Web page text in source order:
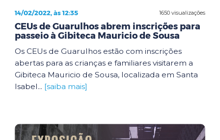
1650 visualizações
14/02/2022, às 12:35
CEUs de Guarulhos abrem inscrições para
passeio à Gibiteca Mauricio de Sousa
Os CEUs de Guarulhos estão com inscrições
abertas para as crianças e familiares visitarem a
Gibiteca Mauricio de Sousa, localizada em Santa
Isabel... [saiba mais]